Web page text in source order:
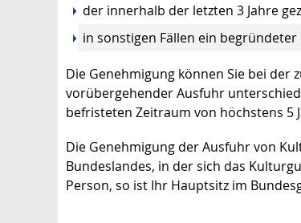
der innerhalb der letzten 3 Jahre
in sonstigen Fällen ein
Die Genehmigung können Sie bei der
vorübergehender Ausfuhr
befristeten Zeitraum von höchstens 5
Die Genehmigung der Ausfuhr von
Bundeslandes, in der sich das
Person, so ist Ihr Hauptsitz im